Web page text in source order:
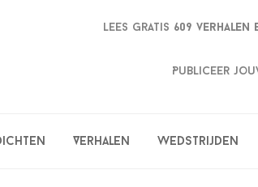
Lees gratis 609 verhalen
Publiceer
Verhalen Wedstrijden